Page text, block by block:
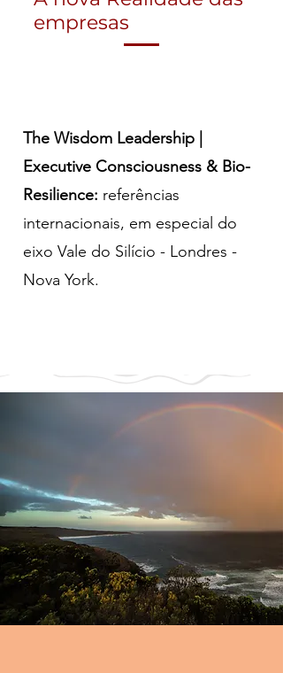
empresas
The Wisdom Leadership |
Executive Consciousness & Bio-
Resilience: referências
internacionais, em especial do
eixo Vale do Silício - Londres -
Nova York.